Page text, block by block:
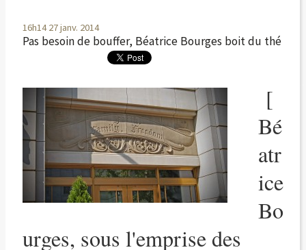
16h14 27janv. 2014
Pas besoin de bouffer, Béatrice Bourges boit du thé
[
Bé
atr
ice
Bo
urges, sous l'emprise des